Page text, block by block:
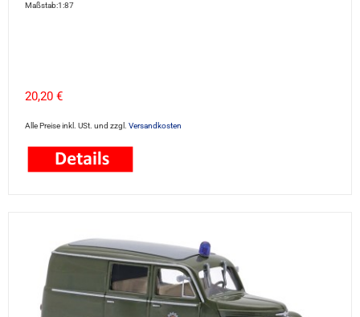
Maßstab:1:87
20,20 €
Alle Preise inkl. USt. und zzgl. Versandkosten